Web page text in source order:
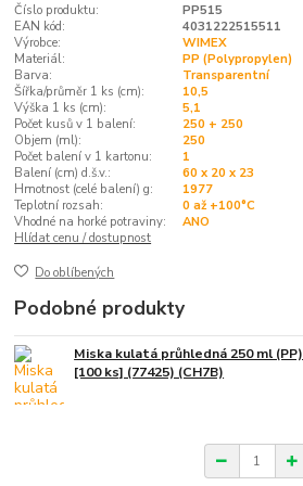
Číslo produktu:
PP515
EAN kód:
4031222515511
Výrobce:
WIMEX
Materiál:
PP (Polypropylen)
Barva:
Transparentní
Šířka/průměr 1 ks (cm):
10,5
Výška 1 ks (cm):
5,1
Počet kusů v 1 balení:
250 + 250
Objem (ml):
250
Počet balení v 1 kartonu:
1
Balení (cm) d.š.v.:
60 x 20 x 23
Hmotnost (celé balení) g:
1977
Teplotní rozsah:
0 až +100°C
Vhodné na horké potraviny:
ANO
Hlídat cenu / dostupnost
Do oblíbených
Podobné produkty
Miska kulatá průhledná 250 ml (PP)
[100 ks] (77425) (CH7B)